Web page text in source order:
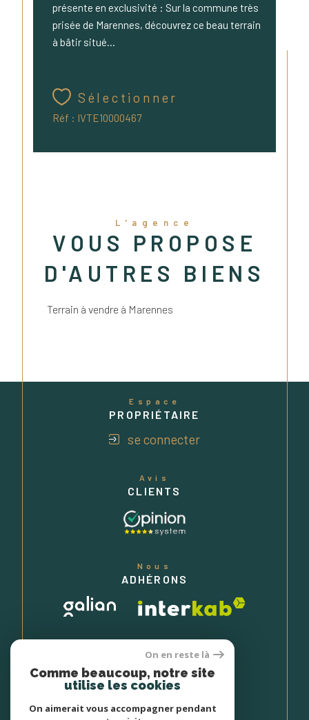
présente en exclusivité : Sur la commune très
prisée de Marennes, découvrez ce beau terrain
à bâtir situé...
Sélectionner
Réf : IVTE10000467
L'agence
VOUS PROPOSE
D'AUTRES BIENS
Terrain à vendre à Marennes
Espace
PROPRIÉTAIRE
se connecter
Avis
CLIENTS
Nous
ADHÉRONS
On en reste là
Comme beaucoup, notre site
utilise les cookies
On aimerait vous accompagner pendant